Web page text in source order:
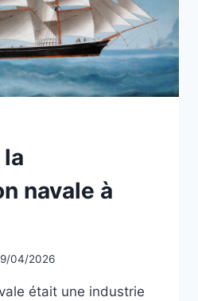
navale à
04/2026
était une industrie